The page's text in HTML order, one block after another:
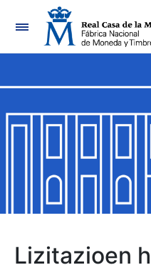
Nabigazioa
Erakutsi/Ezkutatu
Erakutsi/Ezkutatu
Erakutsi/Ezkutatu
Lizitazioen